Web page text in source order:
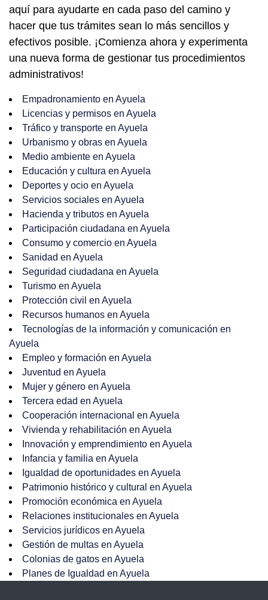
aquí para ayudarte en cada paso del camino y
hacer que tus trámites sean lo más sencillos y
efectivos posible. ¡Comienza ahora y experimenta
una nueva forma de gestionar tus procedimientos
administrativos!
Empadronamiento en Ayuela
Licencias y permisos en Ayuela
Tráfico y transporte en Ayuela
Urbanismo y obras en Ayuela
Medio ambiente en Ayuela
Educación y cultura en Ayuela
Deportes y ocio en Ayuela
Servicios sociales en Ayuela
Hacienda y tributos en Ayuela
Participación ciudadana en Ayuela
Consumo y comercio en Ayuela
Sanidad en Ayuela
Seguridad ciudadana en Ayuela
Turismo en Ayuela
Protección civil en Ayuela
Recursos humanos en Ayuela
Tecnologías de la información y comunicación en
Ayuela
Empleo y formación en Ayuela
Juventud en Ayuela
Mujer y género en Ayuela
Tercera edad en Ayuela
Cooperación internacional en Ayuela
Vivienda y rehabilitación en Ayuela
Innovación y emprendimiento en Ayuela
Infancia y familia en Ayuela
Igualdad de oportunidades en Ayuela
Patrimonio histórico y cultural en Ayuela
Promoción económica en Ayuela
Relaciones institucionales en Ayuela
Servicios jurídicos en Ayuela
Gestión de multas en Ayuela
Colonias de gatos en Ayuela
Planes de Igualdad en Ayuela